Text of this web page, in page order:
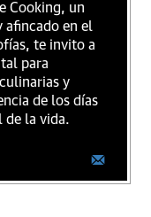
Cooking, un
afincado en el
te invito a
para
y
de los días
de la vida.